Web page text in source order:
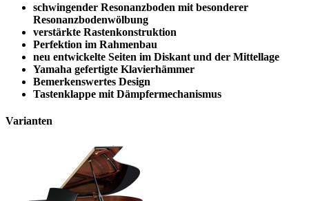
schwingender Resonanzboden mit besonderer
Resonanzbodenwölbung
verstärkte Rastenkonstruktion
Perfektion im Rahmenbau
neu entwickelte Seiten im Diskant und der Mittellage
Yamaha gefertigte Klavierhämmer
Bemerkenswertes Design
Tastenklappe mit Dämpfermechanismus
Varianten